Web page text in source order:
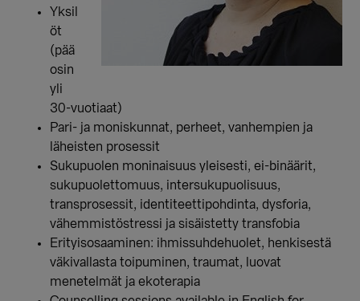
Yksil
öt
(pää
osin
yli
30-vuotiaat)
Pari- ja moniskunnat, perheet, vanhempien ja
läheisten prosessit
Sukupuolen moninaisuus yleisesti, ei-binäärit,
sukupuolettomuus, intersukupuolisuus,
transprosessit, identiteettipohdinta, dysforia,
vähemmistöstressi ja sisäistetty transfobia
Erityisosaaminen: ihmissuhdehuolet, henkisestä
väkivallasta toipuminen, traumat, luovat
menetelmät ja ekoterapia